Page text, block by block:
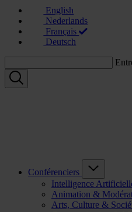
English
Nederlands
Français
Deutsch
Conférenciers
Intelligence
Animation &
Arts, Culture &